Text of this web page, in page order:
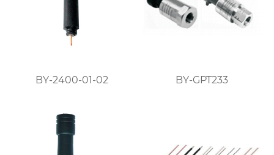
BY-2400-01-02 BY-GPT233